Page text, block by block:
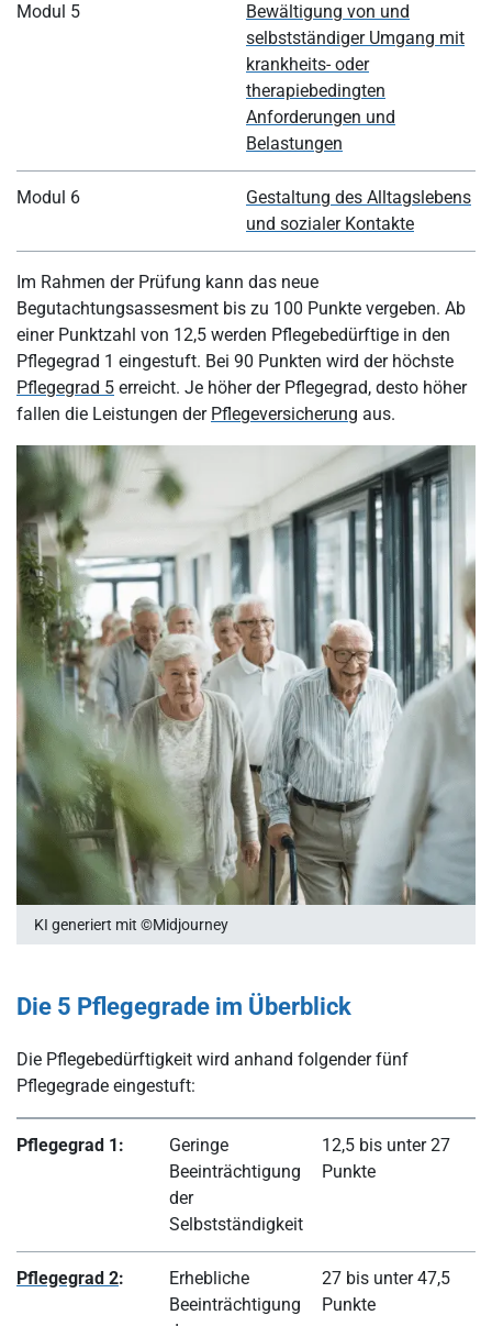
Modul 5
Bewältigung von und
selbstständiger Umgang mit
krankheits- oder
therapiebedingten
Anforderungen und
Belastungen
Modul 6
Gestaltung des Alltagslebens
und sozialer Kontakte
Im Rahmen der Prüfung kann das neue
Begutachtungsassesment bis zu 100 Punkte vergeben. Ab
einer Punktzahl von 12,5 werden Pflegebedürftige in den
Pflegegrad 1 eingestuft. Bei 90 Punkten wird der höchste
Pflegegrad 5 erreicht. Je höher der Pflegegrad, desto höher
fallen die Leistungen der Pflegeversicherung aus.
KI generiert mit ©Midjourney
Die 5 Pflegegrade im Überblick
Die Pflegebedürftigkeit wird anhand folgender fünf
Pflegegrade eingestuft:
Pflegegrad 1:
Geringe
Beeinträchtigung
der
Selbstständigkeit
12,5 bis unter 27
Punkte
Pflegegrad 2:
Erhebliche
Beeinträchtigung
27 bis unter 47,5
Punkte